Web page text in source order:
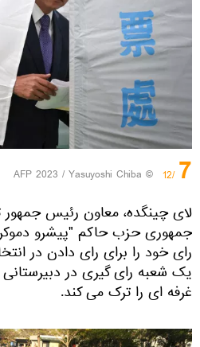
7
/12
© AFP 2023 / Yasuyoshi Chiba
لای چینگده، معاون رئیس جمهور
جمهوری حزب حاکم "پیشرو
رای خود را برای رای دادن در
یک شعبه رای گیری در دبیرستانی
غرفه ای را ترک می کند.